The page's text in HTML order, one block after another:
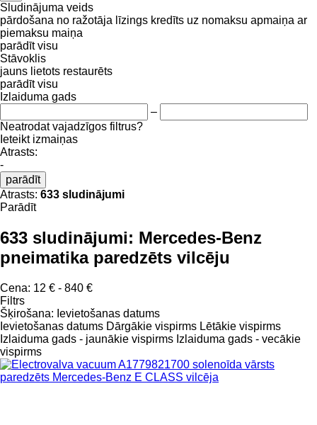
Sludinājuma veids
pārdošana no ražotāja līzings kredīts uz nomaksu apmaiņa ar
piemaksu maiņa
parādīt visu
Stāvoklis
jauns lietots restaurēts
parādīt visu
Izlaiduma gads
–
Neatrodat vajadzīgos filtrus?
Ieteikt izmaiņas
Atrasts:
-
parādīt
Atrasts: 633 sludinājumi
Parādīt
633 sludinājumi: Mercedes-Benz
pneimatika paredzēts vilcēju
Cena: 12 € - 840 €
Filtrs
Šķirošana: Ievietošanas datums
Ievietošanas datums Dārgākie vispirms Lētākie vispirms
Izlaiduma gads - jaunākie vispirms Izlaiduma gads - vecākie
vispirms